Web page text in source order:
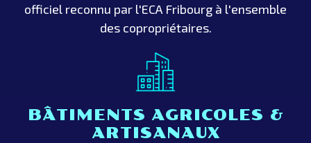
officiel reconnu par l'ECA Fribourg à l'ensemble
des copropriétaires.
BÂTIMENTS AGRICOLES &
ARTISANAUX